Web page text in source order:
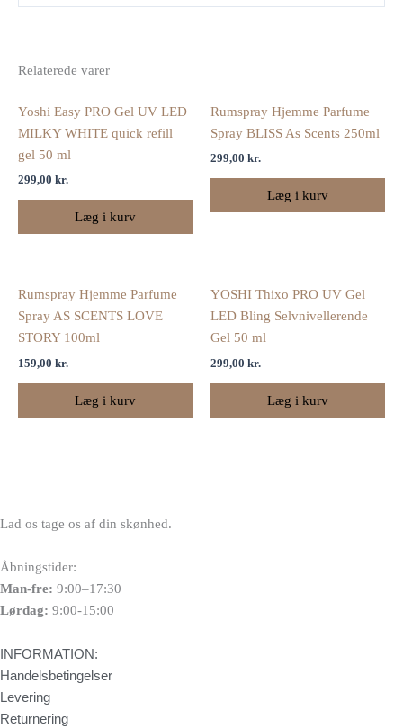
Relaterede varer
Yoshi Easy PRO Gel UV LED
MILKY WHITE quick refill
gel 50 ml
299,00 kr.
Læg i kurv
Rumspray Hjemme Parfume
Spray BLISS As Scents 250ml
299,00 kr.
Læg i kurv
Rumspray Hjemme Parfume
Spray AS SCENTS LOVE
STORY 100ml
159,00 kr.
Læg i kurv
YOSHI Thixo PRO UV Gel
LED Bling Selvnivellerende
Gel 50 ml
299,00 kr.
Læg i kurv
Lad os tage os af din skønhed.
Åbningstider:
Man-fre: 9:00–17:30
Lørdag: 9:00-15:00
INFORMATION:
Handelsbetingelser
Levering
Returnering